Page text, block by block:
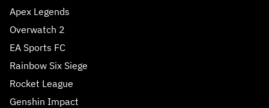
Apex Legends
Overwatch 2
EA Sports FC
Rainbow Six Siege
Rocket League
Genshin Impact